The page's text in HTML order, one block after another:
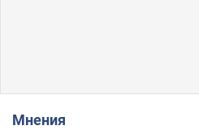
Мнения